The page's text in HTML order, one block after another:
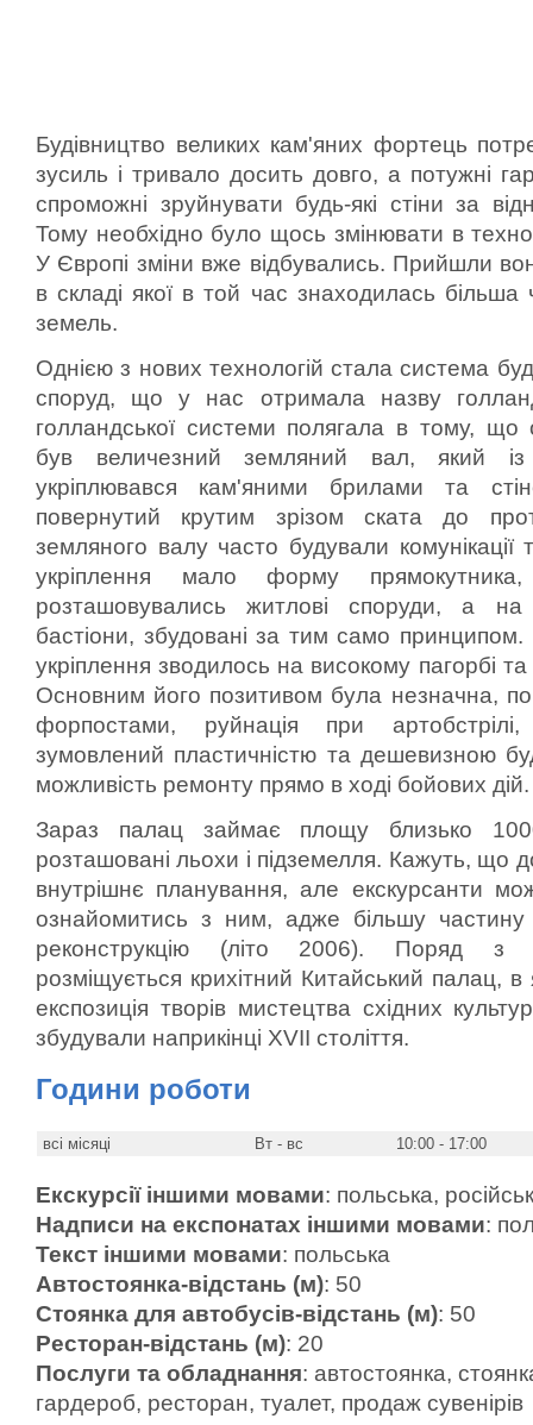
Будівництво великих кам'яних фортець
зусиль і тривало досить довго, а потужні
спроможні зруйнувати будь-які стіни за
Тому необхідно було щось змінювати в
У Європі зміни вже відбувались. Прийшли
в складі якої в той час знаходилась більша
земель.
Однією з нових технологій стала система
споруд, що у нас отримала назву
голландської системи полягала в тому, що
був величезний земляний вал, який із
укріплювався кам'яними брилами та
повернутий крутим зрізом ската до
земляного валу часто будували
укріплення мало форму
розташовувались житлові споруди, а на
бастіони, збудовані за тим само принципом.
укріплення зводилось на високому пагорбі
Основним його позитивом була незначна,
форпостами, руйнація при
зумовлений пластичністю та дешевизною
можливість ремонту прямо в ході бойових дій.
Зараз палац займає площу близько
розташовані льохи і підземелля. Кажуть, що
внутрішнє планування, але екскурсанти
ознайомитись з ним, адже більшу
реконструкцію (літо 2006). Поряд з
розміщується крихітний Китайський палац,
експозиція творів мистецтва східних
збудували наприкінці ХVII століття.
Години роботи
всі місяці Вт - вс 10:00 - 17:00
Екскурсії іншими мовами: польська,
Надписи на експонатах іншими мовами:
Текст іншими мовами: польська
Автостоянка-відстань (м): 50
Стоянка для автобусів-відстань (м): 50
Ресторан-відстань (м): 20
Послуги та обладнання: автостоянка,
гардероб, ресторан, туалет, продаж сувенірів